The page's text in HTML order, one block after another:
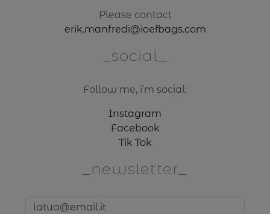
Please contact
erik.manfredi@ioefbags.com
social
Follow me, i’m social:
Instagram
Facebook
Tik Tok
newsletter